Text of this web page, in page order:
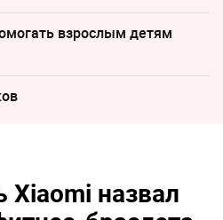
взрослым детям
Xiaomi назвал